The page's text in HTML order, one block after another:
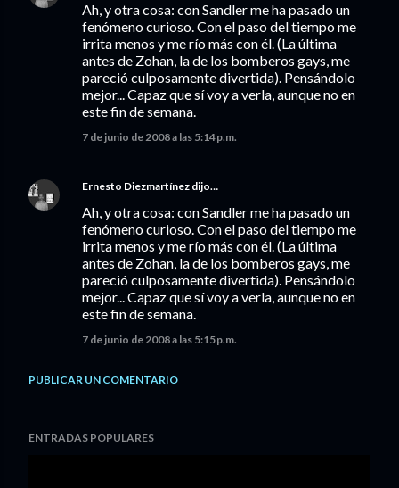
Ah, y otra cosa: con Sandler me ha pasado un
fenómeno curioso. Con el paso del tiempo me
irrita menos y me río más con él. (La última
antes de Zohan, la de los bomberos gays, me
pareció culposamente divertida). Pensándolo
mejor... Capaz que sí voy a verla, aunque no en
este fin de semana.
7 de junio de 2008 a las 5:14 p.m.
Ernesto Diezmartínez dijo…
Ah, y otra cosa: con Sandler me ha pasado un
fenómeno curioso. Con el paso del tiempo me
irrita menos y me río más con él. (La última
antes de Zohan, la de los bomberos gays, me
pareció culposamente divertida). Pensándolo
mejor... Capaz que sí voy a verla, aunque no en
este fin de semana.
7 de junio de 2008 a las 5:15 p.m.
PUBLICAR UN COMENTARIO
ENTRADAS POPULARES